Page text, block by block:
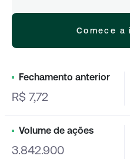
Comece a
Fechamento anterior
R$ 7,72
Volume de ações
3.842.900